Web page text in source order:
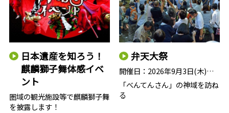
日本遺産を知ろう！
麒麟獅子舞体感イベ
ント
圏域の観光施設等で麒麟獅子舞
を披露します！
弁天大祭
「べんてんさん」の神域を訪ね
る
開催日： 2026年9月3日(木)・4日(金)＜…